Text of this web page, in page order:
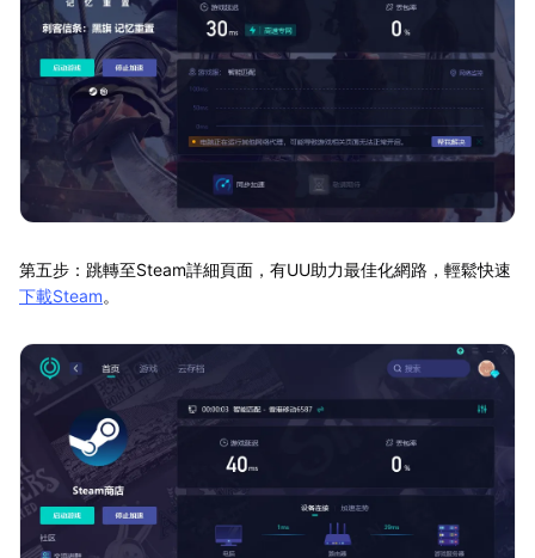
第五步：跳轉至Steam詳細頁面，有UU助力最佳化網路，輕鬆快速
下載Steam。